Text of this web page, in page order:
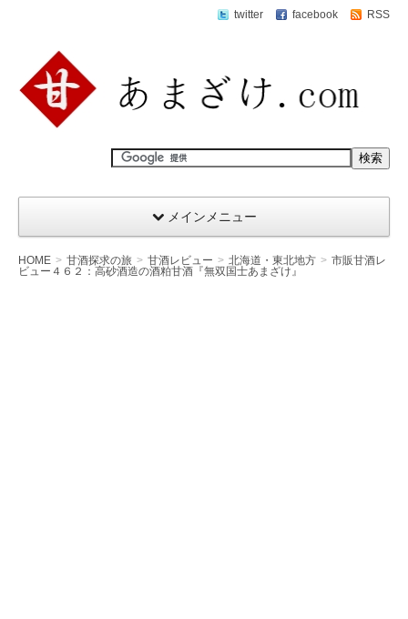
twitter facebook RSS
メインメニュー
HOME 甘酒探求の旅 甘酒レビュー 北海道・東北地方
市販甘酒レ
ビュー４６２：高砂酒造の酒粕甘酒『無双国士あまざけ』